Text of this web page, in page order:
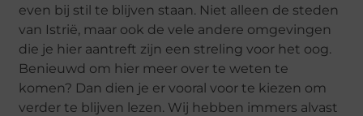
even bij stil te blijven staan. Niet alleen de steden
van Istrië, maar ook de vele andere omgevingen
die je hier aantreft zijn een streling voor het oog.
Benieuwd om hier meer over te weten te
komen? Dan dien je er vooral voor te kiezen om
verder te blijven lezen. Wij hebben immers alvast